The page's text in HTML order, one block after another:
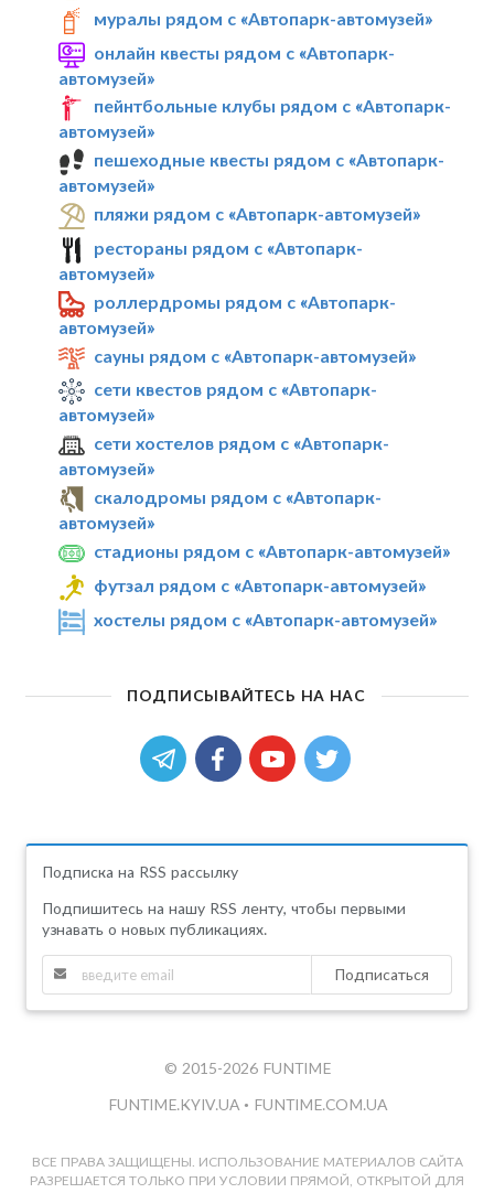
муралы рядом с «Автопарк-автомузей»
онлайн квесты рядом с «Автопарк-
автомузей»
пейнтбольные клубы рядом с «Автопарк-
автомузей»
пешеходные квесты рядом с «Автопарк-
автомузей»
пляжи рядом с «Автопарк-автомузей»
рестораны рядом с «Автопарк-
автомузей»
роллердромы рядом с «Автопарк-
автомузей»
сауны рядом с «Автопарк-автомузей»
сети квестов рядом с «Автопарк-
автомузей»
сети хостелов рядом с «Автопарк-
автомузей»
скалодромы рядом с «Автопарк-
автомузей»
стадионы рядом с «Автопарк-автомузей»
футзал рядом с «Автопарк-автомузей»
хостелы рядом с «Автопарк-автомузей»
ПОДПИСЫВАЙТЕСЬ НА НАС
Подписка на RSS рассылку
Подпишитесь на нашу RSS ленту, чтобы первыми
узнавать о новых публикациях.
Подписаться
© 2015-2026 FUNTIME
FUNTIME.KYIV.UA • FUNTIME.COM.UA
ВСЕ ПРАВА ЗАЩИЩЕНЫ. ИСПОЛЬЗОВАНИЕ МАТЕРИАЛОВ САЙТА
РАЗРЕШАЕТСЯ ТОЛЬКО ПРИ УСЛОВИИ ПРЯМОЙ, ОТКРЫТОЙ ДЛЯ